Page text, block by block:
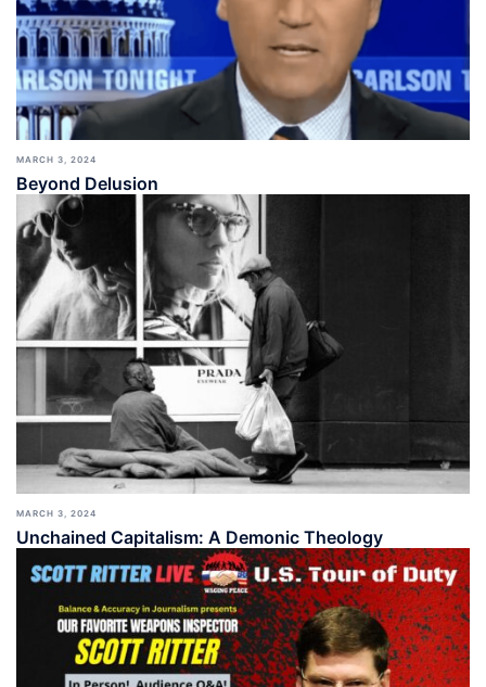
MARCH 3, 2024
Beyond Delusion
MARCH 3, 2024
Unchained Capitalism: A Demonic Theology